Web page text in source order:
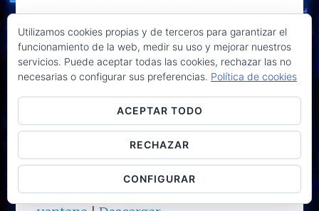
https://facebook.com/unpapaenapuros
Feed acortado
https://bit.ly/unpapaenapuros
de
Podcast:Reproducir en una nueva
Utilizamos cookies propias y de terceros para garantizar el
funcionamiento de la web, medir su uso y mejorar nuestros
servicios. Puede aceptar todas las cookies, rechazar las no
necesarias o configurar sus preferencias. Política de cookies
ACEPTAR TODO
RECHAZAR
CONFIGURAR